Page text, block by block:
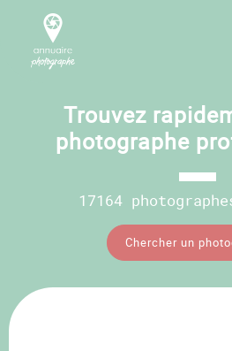
Trouvez
photographe
17164
Chercher un